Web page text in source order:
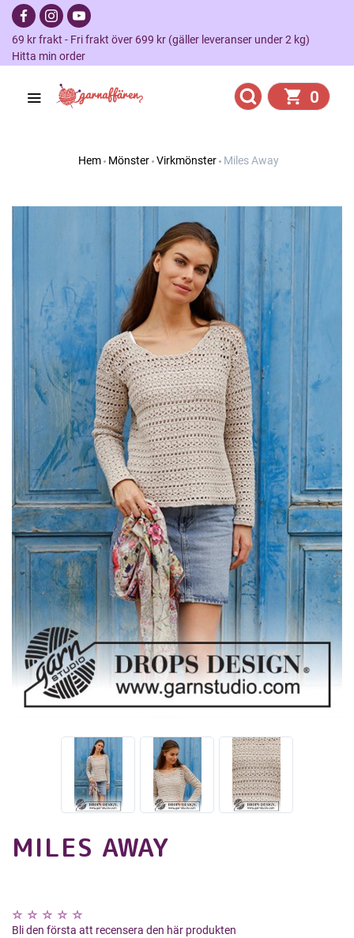
69 kr frakt - Fri frakt över 699 kr (gäller leveranser under 2 kg)
Hitta min order
0
Hem Mönster Virkmönster Miles Away
MILES AWAY
Bli den första att recensera den här produkten